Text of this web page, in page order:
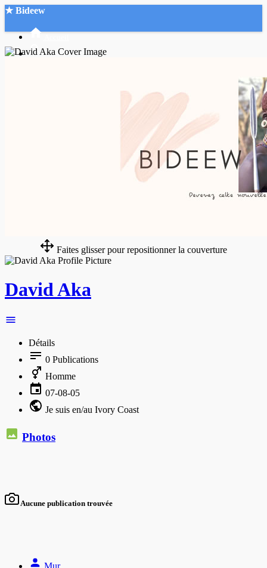
★ Bideew
Faites glisser pour repositionner la couverture
David Aka
Détails
0 Publications
Homme
07-08-05
Je suis en/au Ivory Coast
Photos
Aucune publication trouvée
Mur